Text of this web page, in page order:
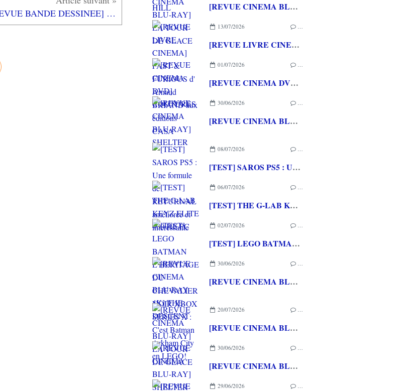
[REVUE BANDE DESSINEE] LE CHOIX DE SAM de Nicolas PITZ aux éditions RUE DE SEVRES
[REVUE CINEMA BLU-RAY] LA TOUR DE GLACE
13/07/2026 …
[REVUE LIVRE CINEMA] FAST & FURIOUS d' Arnaud BRIAND aux éditions CASA
01/07/2026 …
[REVUE CINEMA DVD] COUTURES
30/06/2026 …
[REVUE CINEMA BLU-RAY] SHELTER
08/07/2026 …
[TEST] SAROS PS5 : Une formule de RETURNAL améliorée et interessante
06/07/2026 …
[TEST] THE G-LAB KEYZ ELITE 400 HE PC
02/07/2026 …
[TEST] LEGO BATMAN L'HERITAGE DU CHEVALIER NOIR XBOX SERIES X : C'est Batman Arkham City en LEGO!
30/06/2026 …
[REVUE CINEMA BLU-RAY 4K] THE DESCENT
20/07/2026 …
[REVUE CINEMA BLU-RAY] LA TOUR DE GLACE
30/06/2026 …
[REVUE CINEMA BLU-RAY] SHELTER
29/06/2026 …